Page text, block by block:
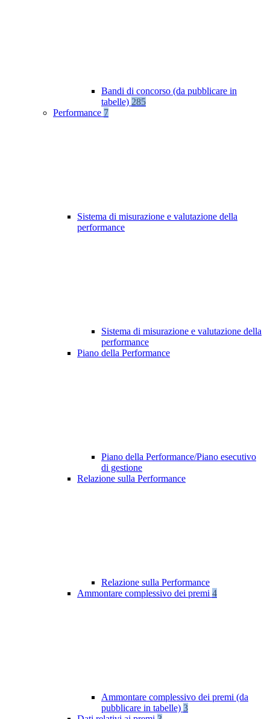
Bandi di concorso (da pubblicare in
tabelle) 285
Performance 7
Sistema di misurazione e valutazione della
performance
Sistema di misurazione e valutazione della
performance
Piano della Performance
Piano della Performance/Piano esecutivo
di gestione
Relazione sulla Performance
Relazione sulla Performance
Ammontare complessivo dei premi 4
Ammontare complessivo dei premi (da
pubblicare in tabelle) 3